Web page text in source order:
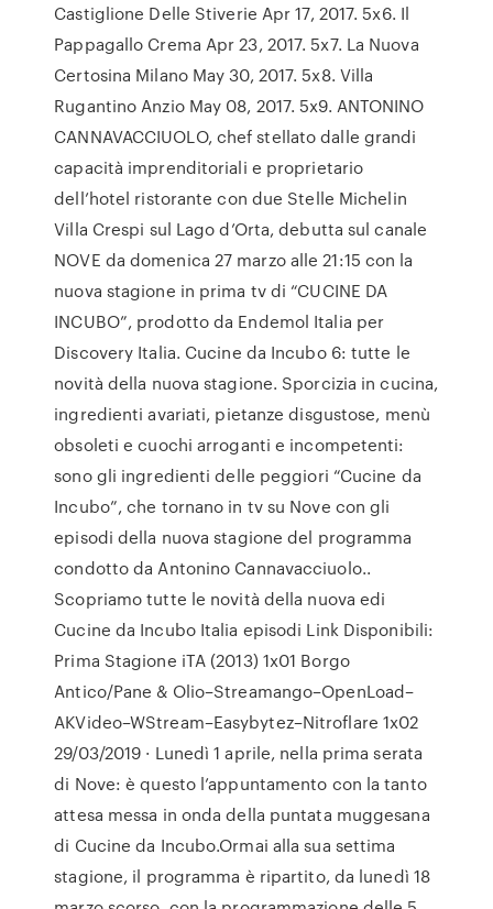
Castiglione Delle Stiverie Apr 17, 2017. 5x6. Il
Pappagallo Crema Apr 23, 2017. 5x7. La Nuova
Certosina Milano May 30, 2017. 5x8. Villa
Rugantino Anzio May 08, 2017. 5x9. ANTONINO
CANNAVACCIUOLO, chef stellato dalle grandi
capacità imprenditoriali e proprietario
dell’hotel ristorante con due Stelle Michelin
Villa Crespi sul Lago d’Orta, debutta sul canale
NOVE da domenica 27 marzo alle 21:15 con la
nuova stagione in prima tv di “CUCINE DA
INCUBO”, prodotto da Endemol Italia per
Discovery Italia. Cucine da Incubo 6: tutte le
novità della nuova stagione. Sporcizia in cucina,
ingredienti avariati, pietanze disgustose, menù
obsoleti e cuochi arroganti e incompetenti:
sono gli ingredienti delle peggiori “Cucine da
Incubo”, che tornano in tv su Nove con gli
episodi della nuova stagione del programma
condotto da Antonino Cannavacciuolo..
Scopriamo tutte le novità della nuova edi
Cucine da Incubo Italia episodi Link Disponibili:
Prima Stagione iTA (2013) 1x01 Borgo
Antico/Pane & Olio–Streamango–OpenLoad–
AKVideo–WStream–Easybytez–Nitroflare 1x02
29/03/2019 · Lunedì 1 aprile, nella prima serata
di Nove: è questo l’appuntamento con la tanto
attesa messa in onda della puntata muggesana
di Cucine da Incubo.Ormai alla sua settima
stagione, il programma è ripartito, da lunedì 18